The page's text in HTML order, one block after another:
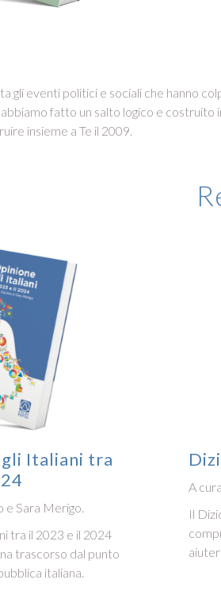
gli eventi politici e sociali che hanno
fatto un salto logico e
insieme a Te il 2009.
Italiani tra
e Sara Merigo.
tra il 2023 e il 2024
trascorso dal punto
italiana.
A
Il